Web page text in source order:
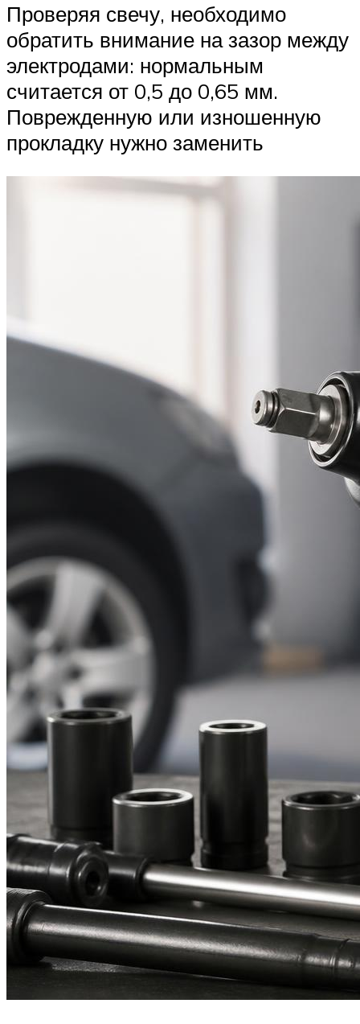
Проверяя свечу, необходимо
обратить внимание на зазор между
электродами: нормальным
считается от 0,5 до 0,65 мм.
Поврежденную или изношенную
прокладку нужно заменить